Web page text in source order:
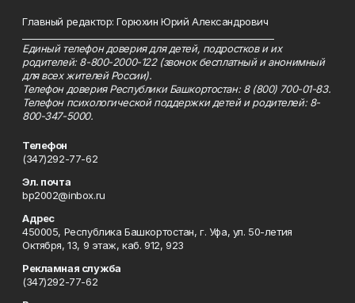
Главный редактор: Горюхин Юрий Александрович
Единый телефон доверия для детей, подростков и их
родителей: 8-800-2000-122 (звонок бесплатный и анонимный
для всех жителей России).
Телефон доверия Республики Башкортостан: 8 (800) 700-01-83.
Телефон психологической поддержки детей и родителей: 8-
800-347-5000.
Телефон
(347)292-77-62
Эл. почта
bp2002@inbox.ru
Адрес
450005, Республика Башкортостан, г. Уфа, ул. 50-летия
Октября, 13, 9 этаж, каб. 912, 923
Рекламная служба
(347)292-77-62